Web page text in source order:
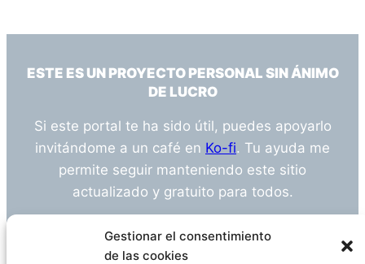
Gestionar el consentimiento
de las cookies
ESTE ES UN PROYECTO PERSONAL SIN ÁNIMO
DE LUCRO
Si este portal te ha sido útil, puedes apoyarlo
invitándome a un café en Ko-fi. Tu ayuda me
permite seguir manteniendo este sitio
actualizado y gratuito para todos.
¿Tienes alguna duda o sugerencia? Escríbeme
info@empleosanitarioinvestigacion.es